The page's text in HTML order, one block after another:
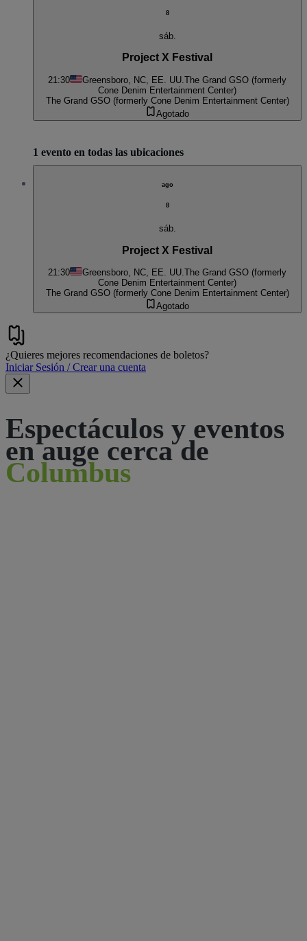
8
sáb.
Project X Festival
21:30 Greensboro, NC, EE. UU. The Grand GSO (formerly
Cone Denim Entertainment Center)
The Grand GSO (formerly Cone Denim Entertainment Center)
Agotado
1 evento en todas las ubicaciones
ago
8
sáb.
Project X Festival
21:30 Greensboro, NC, EE. UU.The Grand GSO (formerly
Cone Denim Entertainment Center)
The Grand GSO (formerly Cone Denim Entertainment Center)
Agotado
¿Quieres mejores recomendaciones de boletos?
Iniciar Sesión / Crear una cuenta
Espectáculos y eventos
en auge cerca de
Columbus